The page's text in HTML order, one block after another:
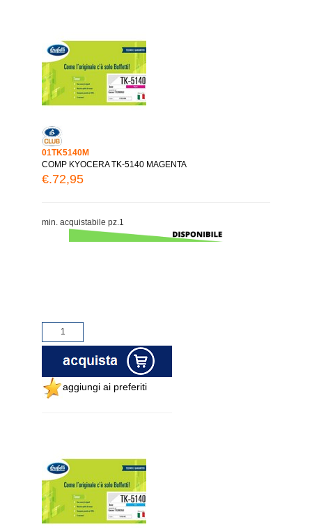
01TK5140M
COMP KYOCERA TK-5140 MAGENTA
€.72,95
min. acquistabile pz.1
aggiungi ai preferiti